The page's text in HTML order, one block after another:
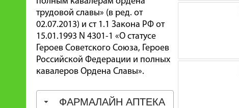
трудовой славы» (в ред. от
02.07.2013) и ст 1.1 Закона РФ от
15.01.1993 N 4301-1 «О статусе
Героев Советского Союза, Героев
Российской Федерации и полных
кавалеров Ордена Славы».
ФАРМАЛАЙН АПТЕКА